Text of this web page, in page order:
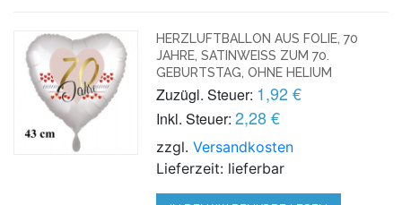
HERZLUFTBALLON AUS FOLIE, 70
JAHRE, SATINWEISS ZUM 70. G
EBURTSTAG, OHNE HELIUM
Zuzügl. Steuer: 1,92 €
Inkl. Steuer: 2,28 €
zzgl.Versandkosten
Lieferzeit: lieferbar